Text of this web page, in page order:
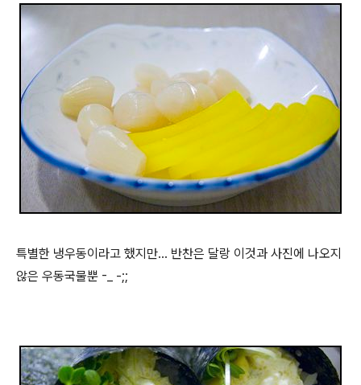
특별한 냉우동이라고 했지만... 반찬은 달랑 이것과 사진에 나오지
않은 우동국물뿐 -_ -;;